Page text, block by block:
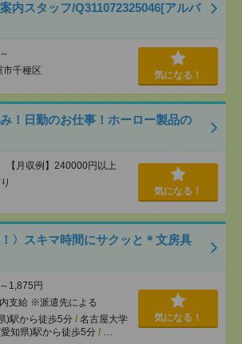
内スタッフ/Q311072325046[アルバ
市千種区 気になる！
！日勤のお仕事！ホーロー製品の
月収例】240000円以上
気になる！
！〉スキマ時間にサクッと＊文房具
1,875円
支給 ※派遣先による
)駅から徒歩5分 / 名古屋大学
知県)駅から徒歩5分 / …
気になる！